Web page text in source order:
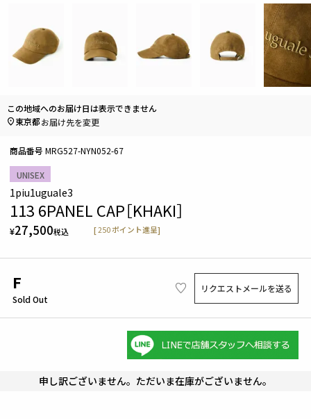
UNISEX
1piu1uguale3
113 6PANEL CAP［KHAKI］
¥27,500税込 [250 ポイント進呈]
商品番号 MRG527-NYN052-67
F
Sold Out
リクエストメールを送る
この地域へのお届け日は表示できません
東京都お届け先を変更
申し訳ございません。ただいま在庫がございません。